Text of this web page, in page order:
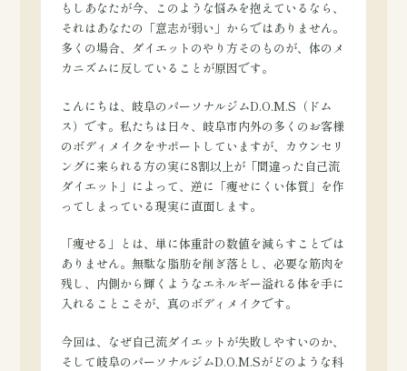
もしあなたが今、このような悩みを抱えているなら、
それはあなたの「意志が弱い」からではありません。
多くの場合、ダイエットのやり方そのものが、体のメ
カニズムに反していることが原因です。
こんにちは、岐阜のパーソナルジムD.O.M.S（ドム
ス）です。私たちは日々、岐阜市内外の多くのお客様
のボディメイクをサポートしていますが、カウンセリ
ングに来られる方の実に8割以上が「間違った自己流
ダイエット」によって、逆に「痩せにくい体質」を作
ってしまっている現実に直面します。
「痩せる」とは、単に体重計の数値を減らすことでは
ありません。無駄な脂肪を削ぎ落とし、必要な筋肉を
残し、内側から輝くようなエネルギー溢れる体を手に
入れることこそが、真のボディメイクです。
今回は、なぜ自己流ダイエットが失敗しやすいのか、
そして岐阜のパーソナルジムD.O.M.Sがどのような科